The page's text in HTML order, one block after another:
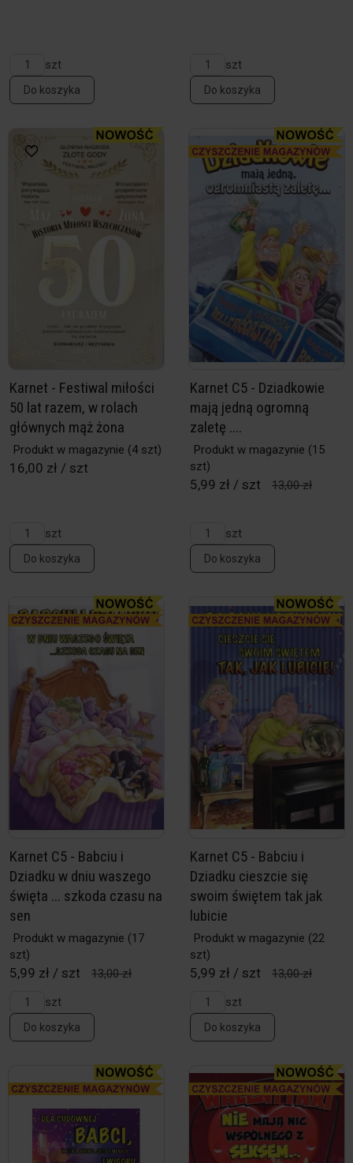
szt
Do koszyka
szt
Do koszyka
Karnet - Festiwal miłości
50 lat razem, w rolach
głównych mąż żona
Produkt w magazynie (4 szt)
16,00 zł / szt
szt
Do koszyka
Karnet C5 - Dziadkowie
mają jedną ogromną
zaletę ....
Produkt w magazynie (15
szt)
5,99 zł / szt 13,00 zł
szt
Do koszyka
Karnet C5 - Babciu i
Dziadku w dniu waszego
święta ... szkoda czasu na
sen
Produkt w magazynie (17
szt)
5,99 zł / szt
13,00 zł
szt
Do koszyka
Karnet C5 - Babciu i
Dziadku cieszcie się
swoim świętem tak jak
lubicie
Produkt w magazynie (22
szt)
5,99 zł / szt
13,00 zł
szt
Do koszyka